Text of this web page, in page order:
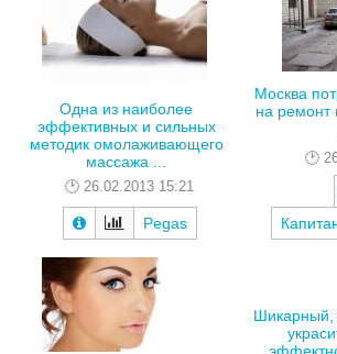
Одна из наиболее
эффективных и сильных
методик омолаживающего
массажа ...
26.02.2013 15:21
Pegas
Москва
на ремонт